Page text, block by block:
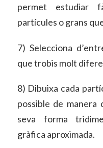
permet estudiar
partícules o grans
7) Selecciona
que trobis molt
8) Dibuixa cada
possible de manera
seva forma
gràfica aproximada.